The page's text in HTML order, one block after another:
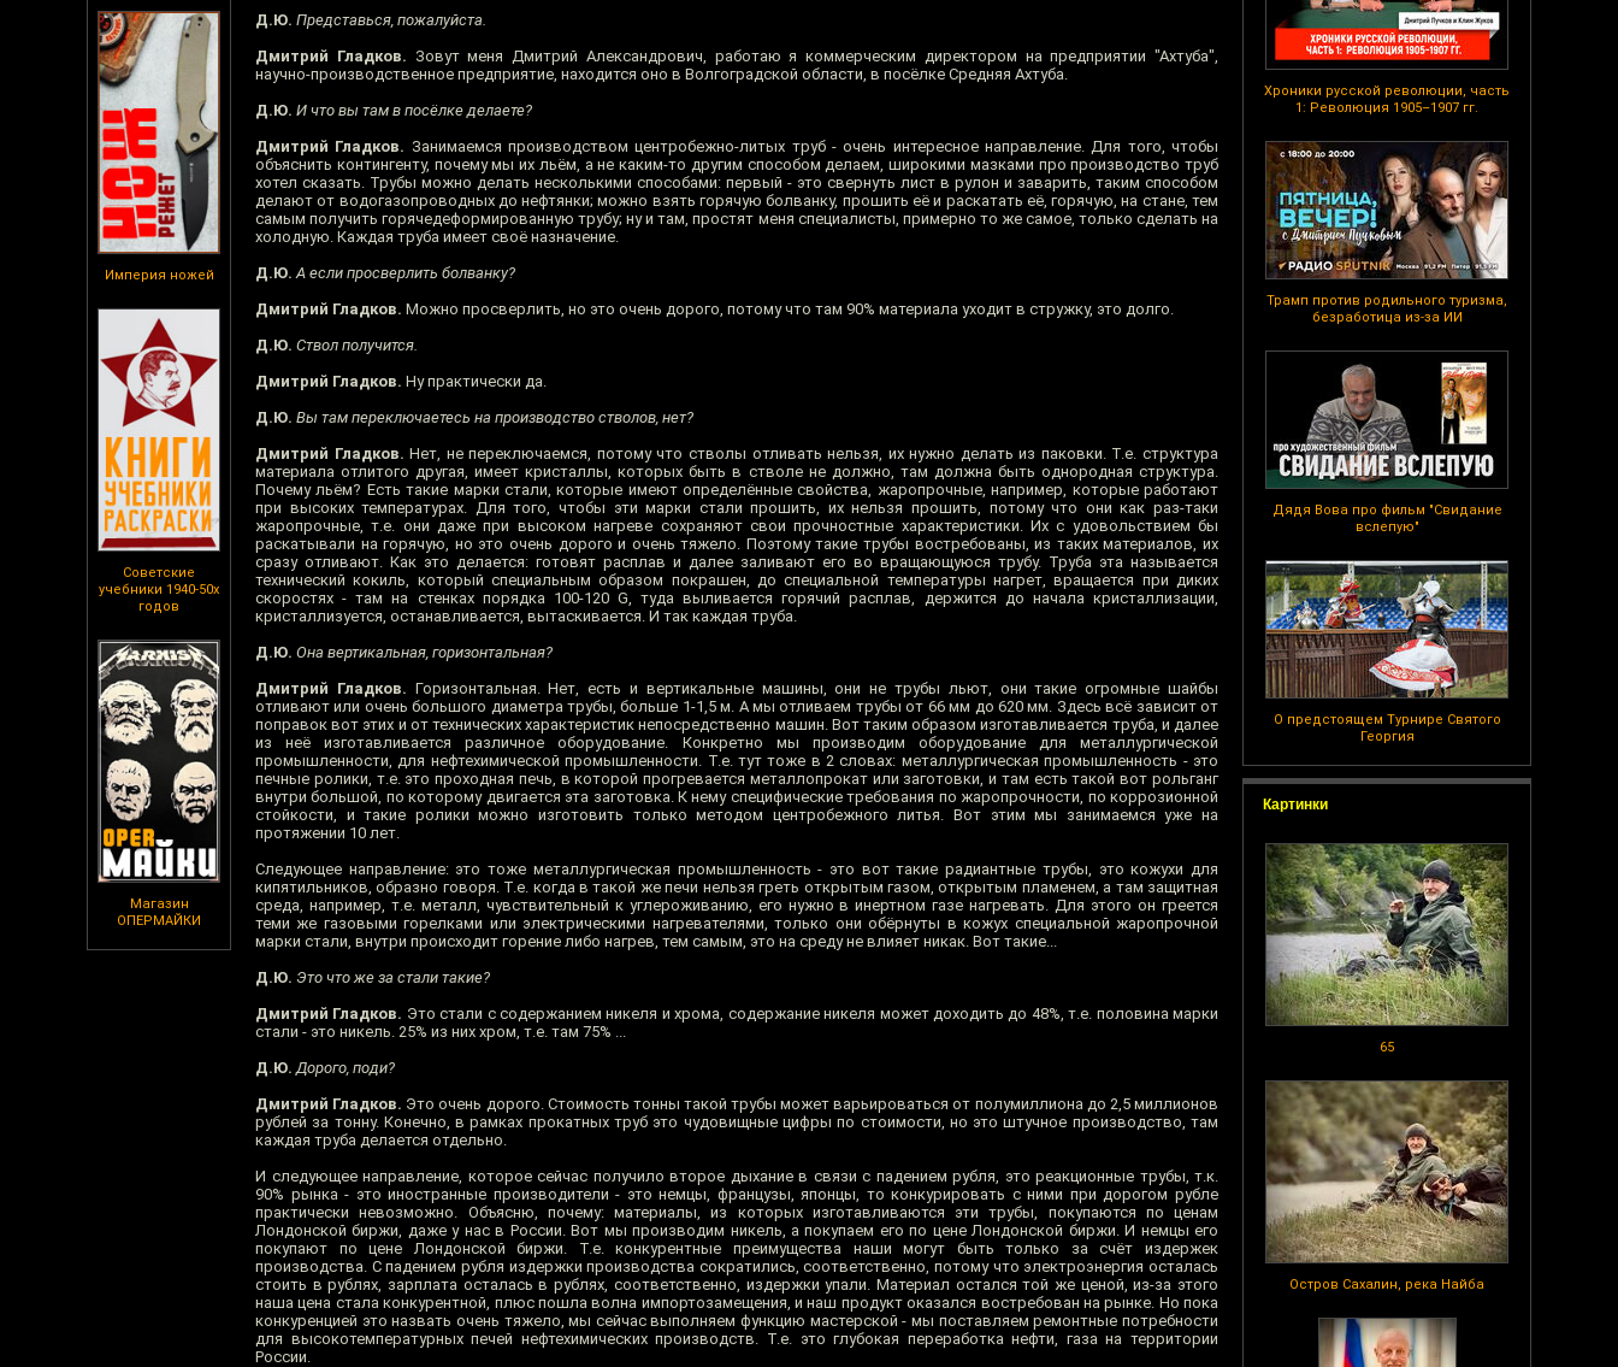
Империя ножей
Советские
учебники 1940-50х
годов
Магазин
ОПЕРМАЙКИ
Хроники русской революции, часть
1: Революция 1905–1907 гг.
Трамп против родильного туризма,
безработица из-за ИИ
Дядя Вова про фильм "Свидание
вслепую"
О предстоящем Турнире Святого
Георгия
Картинки
65
Остров Сахалин, река Найба
Д.Ю. Представься, пожалуйста.
Дмитрий Гладков. Зовут меня Дмитрий Александрович, работаю я коммерческим директором на предприятии "Ахтуба",
научно-производственное предприятие, находится оно в Волгоградской области, в посёлке Средняя Ахтуба.
Д.Ю. И что вы там в посёлке делаете?
Дмитрий Гладков. Занимаемся производством центробежно-литых труб - очень интересное направление. Для того, чтобы
объяснить контингенту, почему мы их льём, а не каким-то другим способом делаем, широкими мазками про производство труб
хотел сказать. Трубы можно делать несколькими способами: первый - это свернуть лист в рулон и заварить, таким способом
делают от водогазопроводных до нефтянки; можно взять горячую болванку, прошить её и раскатать её, горячую, на стане, тем
самым получить горячедеформированную трубу; ну и там, простят меня специалисты, примерно то же самое, только сделать на
холодную. Каждая труба имеет своё назначение.
Д.Ю. А если просверлить болванку?
Дмитрий Гладков. Можно просверлить, но это очень дорого, потому что там 90% материала уходит в стружку, это долго.
Д.Ю. Ствол получится.
Дмитрий Гладков. Ну практически да.
Д.Ю. Вы там переключаетесь на производство стволов, нет?
Дмитрий Гладков. Нет, не переключаемся, потому что стволы отливать нельзя, их нужно делать из паковки. Т.е. структура
материала отлитого другая, имеет кристаллы, которых быть в стволе не должно, там должна быть однородная структура.
Почему льём? Есть такие марки стали, которые имеют определённые свойства, жаропрочные, например, которые работают
при высоких температурах. Для того, чтобы эти марки стали прошить, их нельзя прошить, потому что они как раз-таки
жаропрочные, т.е. они даже при высоком нагреве сохраняют свои прочностные характеристики. Их с удовольствием бы
раскатывали на горячую, но это очень дорого и очень тяжело. Поэтому такие трубы востребованы, из таких материалов, их
сразу отливают. Как это делается: готовят расплав и далее заливают его во вращающуюся трубу. Труба эта называется
технический кокиль, который специальным образом покрашен, до специальной температуры нагрет, вращается при диких
скоростях - там на стенках порядка 100-120 G, туда выливается горячий расплав, держится до начала кристаллизации,
кристаллизуется, останавливается, вытаскивается. И так каждая труба.
Д.Ю. Она вертикальная, горизонтальная?
Дмитрий Гладков. Горизонтальная. Нет, есть и вертикальные машины, они не трубы льют, они такие огромные шайбы
отливают или очень большого диаметра трубы, больше 1-1,5 м. А мы отливаем трубы от 66 мм до 620 мм. Здесь всё зависит от
поправок вот этих и от технических характеристик непосредственно машин. Вот таким образом изготавливается труба, и далее
из неё изготавливается различное оборудование. Конкретно мы производим оборудование для металлургической
промышленности, для нефтехимической промышленности. Т.е. тут тоже в 2 словах: металлургическая промышленность - это
печные ролики, т.е. это проходная печь, в которой прогревается металлопрокат или заготовки, и там есть такой вот рольганг
внутри большой, по которому двигается эта заготовка. К нему специфические требования по жаропрочности, по коррозионной
стойкости, и такие ролики можно изготовить только методом центробежного литья. Вот этим мы занимаемся уже на
протяжении 10 лет.
Следующее направление: это тоже металлургическая промышленность - это вот такие радиантные трубы, это кожухи для
кипятильников, образно говоря. Т.е. когда в такой же печи нельзя греть открытым газом, открытым пламенем, а там защитная
среда, например, т.е. металл, чувствительный к углероживанию, его нужно в инертном газе нагревать. Для этого он греется
теми же газовыми горелками или электрическими нагревателями, только они обёрнуты в кожух специальной жаропрочной
марки стали, внутри происходит горение либо нагрев, тем самым, это на среду не влияет никак. Вот такие...
Д.Ю. Это что же за стали такие?
Дмитрий Гладков. Это стали с содержанием никеля и хрома, содержание никеля может доходить до 48%, т.е. половина марки
стали - это никель. 25% из них хром, т.е. там 75% ...
Д.Ю. Дорого, поди?
Дмитрий Гладков. Это очень дорого. Стоимость тонны такой трубы может варьироваться от полумиллиона до 2,5 миллионов
рублей за тонну. Конечно, в рамках прокатных труб это чудовищные цифры по стоимости, но это штучное производство, там
каждая труба делается отдельно.
И следующее направление, которое сейчас получило второе дыхание в связи с падением рубля, это реакционные трубы, т.к.
90% рынка - это иностранные производители - это немцы, французы, японцы, то конкурировать с ними при дорогом рубле
практически невозможно. Объясню, почему: материалы, из которых изготавливаются эти трубы, покупаются по ценам
Лондонской биржи, даже у нас в России. Вот мы производим никель, а покупаем его по цене Лондонской биржи. И немцы его
покупают по цене Лондонской биржи. Т.е. конкурентные преимущества наши могут быть только за счёт издержек
производства. С падением рубля издержки производства сократились, соответственно, потому что электроэнергия осталась
стоить в рублях, зарплата осталась в рублях, соответственно, издержки упали. Материал остался той же ценой, из-за этого
наша цена стала конкурентной, плюс пошла волна импортозамещения, и наш продукт оказался востребован на рынке. Но пока
конкуренцией это назвать очень тяжело, мы сейчас выполняем функцию мастерской - мы поставляем ремонтные потребности
для высокотемпературных печей нефтехимических производств. Т.е. это глубокая переработка нефти, газа на территории
России.